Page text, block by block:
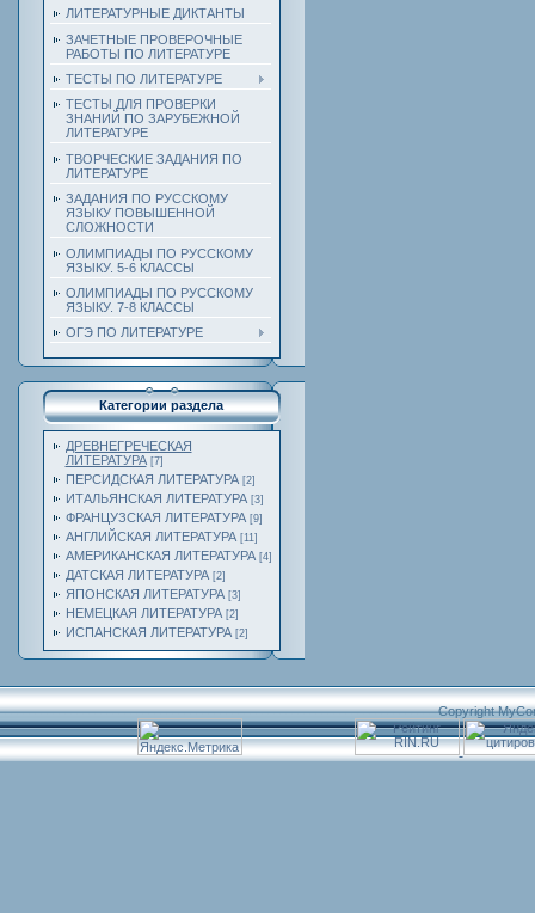
ЛИТЕРАТУРНЫЕ ДИКТАНТЫ
ЗАЧЕТНЫЕ ПРОВЕРОЧНЫЕ
РАБОТЫ ПО ЛИТЕРАТУРЕ
ТЕСТЫ ПО ЛИТЕРАТУРЕ
ТЕСТЫ ДЛЯ ПРОВЕРКИ
ЗНАНИЙ ПО ЗАРУБЕЖНОЙ
ЛИТЕРАТУРЕ
ТВОРЧЕСКИЕ ЗАДАНИЯ ПО
ЛИТЕРАТУРЕ
ЗАДАНИЯ ПО РУССКОМУ
ЯЗЫКУ ПОВЫШЕННОЙ
СЛОЖНОСТИ
ОЛИМПИАДЫ ПО РУССКОМУ
ЯЗЫКУ. 5-6 КЛАССЫ
ОЛИМПИАДЫ ПО РУССКОМУ
ЯЗЫКУ. 7-8 КЛАССЫ
ОГЭ ПО ЛИТЕРАТУРЕ
Категории раздела
ДРЕВНЕГРЕЧЕСКАЯ
ЛИТЕРАТУРА [7]
ПЕРСИДСКАЯ ЛИТЕРАТУРА [2]
ИТАЛЬЯНСКАЯ ЛИТЕРАТУРА [3]
ФРАНЦУЗСКАЯ ЛИТЕРАТУРА [9]
АНГЛИЙСКАЯ ЛИТЕРАТУРА [11]
АМЕРИКАНСКАЯ ЛИТЕРАТУРА [4]
ДАТСКАЯ ЛИТЕРАТУРА [2]
ЯПОНСКАЯ ЛИТЕРАТУРА [3]
НЕМЕЦКАЯ ЛИТЕРАТУРА [2]
ИСПАНСКАЯ ЛИТЕРАТУРА [2]
Copyright